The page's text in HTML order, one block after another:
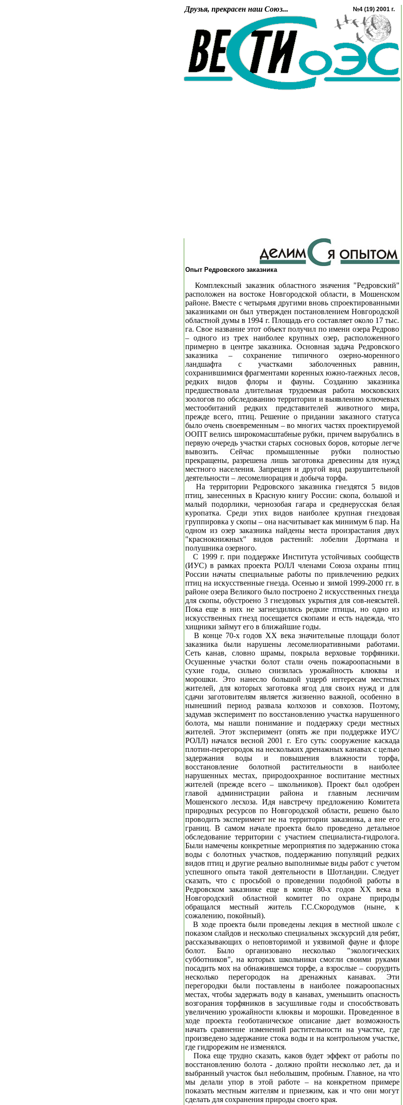
Друзья, прекрасен наш Союз... №4 (19) 2001 г.
Опыт Редровского заказника
Комплексный заказник областного значения "Редровский"
расположен на востоке Новгородской области, в Мошенском
районе. Вместе с четырьмя другими вновь спроектированными
заказниками он был утвержден постановлением Новгородской
областной думы в 1994 г. Площадь его составляет около 17 тыс.
га. Свое название этот объект получил по имени озера Редрово
– одного из трех наиболее крупных озер, расположенного
примерно в центре заказника. Основная задача Редровского
заказника – сохранение типичного озерно-моренного
ландшафта с участками заболоченных равнин,
сохранившимися фрагментами коренных южно-таежных лесов,
редких видов флоры и фауны. Созданию заказника
предшествовала длительная трудоемкая работа московских
зоологов по обследованию территории и выявлению ключевых
местообитаний редких представителей животного мира,
прежде всего, птиц. Решение о придании заказного статуса
было очень своевременным – во многих частях проектируемой
ООПТ велись широкомасштабные рубки, причем вырубались в
первую очередь участки старых сосновых боров, которые легче
вывозить. Сейчас промышленные рубки полностью
прекращены, разрешена лишь заготовка древесины для нужд
местного населения. Запрещен и другой вид разрушительной
деятельности – лесомелиорация и добыча торфа.
На территории Редровского заказника гнездятся 5 видов
птиц, занесенных в Красную книгу России: скопа, большой и
малый подорлики, чернозобая гагара и среднерусская белая
куропатка. Среди этих видов наиболее крупная гнездовая
группировка у скопы – она насчитывает как минимум 6 пар. На
одном из озер заказника найдены места произрастания двух
"краснокнижных" видов растений: лобелии Дортмана и
полушника озерного.
С 1999 г. при поддержке Института устойчивых сообществ
(ИУС) в рамках проекта РОЛЛ членами Союза охраны птиц
России начаты специальные работы по привлечению редких
птиц на искусственные гнезда. Осенью и зимой 1999-2000 гг. в
районе озера Великого было построено 2 искусственных гнезда
для скопы, обустроено 3 гнездовых укрытия для сов-неясытей.
Пока еще в них не загнездились редкие птицы, но одно из
искусственных гнезд посещается скопами и есть надежда, что
хищники займут его в ближайшие годы.
В конце 70-х годов XX века значительные площади болот
заказника были нарушены лесомелиоративными работами.
Сеть канав, словно шрамы, покрыла верховые торфяники.
Осушенные участки болот стали очень пожароопасными в
сухие годы, сильно снизилась урожайность клюквы и
морошки. Это нанесло большой ущерб интересам местных
жителей, для которых заготовка ягод для своих нужд и для
сдачи заготовителям является жизненно важной, особенно в
нынешний период развала колхозов и совхозов. Поэтому,
задумав эксперимент по восстановлению участка нарушенного
болота, мы нашли понимание и поддержку среди местных
жителей. Этот эксперимент (опять же при поддержке ИУС/
РОЛЛ) начался весной 2001 г. Его суть: сооружение каскада
плотин-перегородок на нескольких дренажных канавах с целью
задержания воды и повышения влажности торфа,
восстановление болотной растительности в наиболее
нарушенных местах, природоохранное воспитание местных
жителей (прежде всего – школьников). Проект был одобрен
главой администрации района и главным лесничим
Мошенского лесхоза. Идя навстречу предложению Комитета
природных ресурсов по Новгородской области, решено было
проводить эксперимент не на территории заказника, а вне его
границ. В самом начале проекта было проведено детальное
обследование территории с участием специалиста-гидролога.
Были намечены конкретные мероприятия по задержанию стока
воды с болотных участков, поддержанию популяций редких
видов птиц и другие реально выполнимые виды работ с учетом
успешного опыта такой деятельности в Шотландии. Следует
сказать, что с просьбой о проведении подобной работы в
Редровском заказнике еще в конце 80-х годов XX века в
Новгородский областной комитет по охране природы
обращался местный житель Г.С.Скородумов (ныне, к
сожалению, покойный).
В ходе проекта были проведены лекция в местной школе с
показом слайдов и несколько специальных экскурсий для ребят,
рассказывающих о неповторимой и уязвимой фауне и флоре
болот. Было организовано несколько "экологических
субботников", на которых школьники смогли своими руками
посадить мох на обнажившемся торфе, а взрослые – соорудить
несколько перегородок на дренажных канавах. Эти
перегородки были поставлены в наиболее пожароопасных
местах, чтобы задержать воду в канавах, уменьшить опасность
возгорания торфяников в засушливые годы и способствовать
увеличению урожайности клюквы и морошки. Проведенное в
ходе проекта геоботаническое описание дает возможность
начать сравнение изменений растительности на участке, где
произведено задержание стока воды и на контрольном участке,
где гидрорежим не изменялся.
Пока еще трудно сказать, каков будет эффект от работы по
восстановлению болота - должно пройти несколько лет, да и
выбранный участок был небольшим, пробным. Главное, на что
мы делали упор в этой работе – на конкретном примере
показать местным жителям и приезжим, как и что они могут
сделать для сохранения природы своего края.